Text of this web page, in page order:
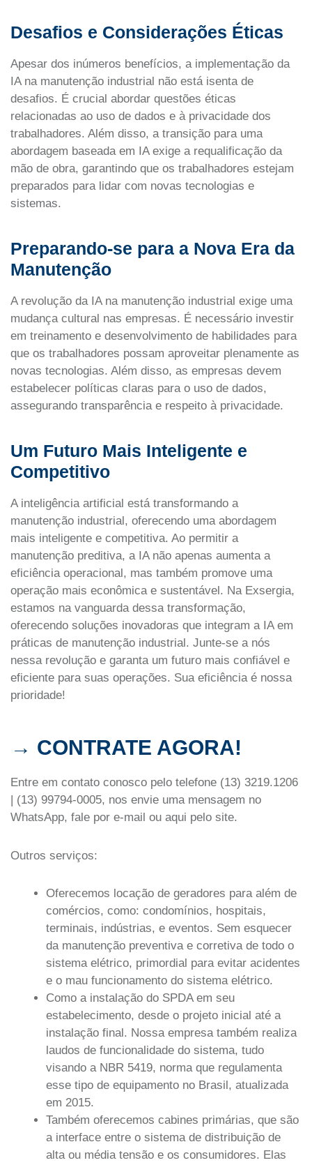
Desafios e Considerações Éticas
Apesar dos inúmeros benefícios, a implementação da
IA na manutenção industrial não está isenta de
desafios. É crucial abordar questões éticas
relacionadas ao uso de dados e à privacidade dos
trabalhadores. Além disso, a transição para uma
abordagem baseada em IA exige a requalificação da
mão de obra, garantindo que os trabalhadores estejam
preparados para lidar com novas tecnologias e
sistemas.
Preparando-se para a Nova Era da
Manutenção
A revolução da IA na manutenção industrial exige uma
mudança cultural nas empresas. É necessário investir
em treinamento e desenvolvimento de habilidades para
que os trabalhadores possam aproveitar plenamente as
novas tecnologias. Além disso, as empresas devem
estabelecer políticas claras para o uso de dados,
assegurando transparência e respeito à privacidade.
Um Futuro Mais Inteligente e
Competitivo
A inteligência artificial está transformando a
manutenção industrial, oferecendo uma abordagem
mais inteligente e competitiva. Ao permitir a
manutenção preditiva, a IA não apenas aumenta a
eficiência operacional, mas também promove uma
operação mais econômica e sustentável. Na Exsergia,
estamos na vanguarda dessa transformação,
oferecendo soluções inovadoras que integram a IA em
práticas de manutenção industrial. Junte-se a nós
nessa revolução e garanta um futuro mais confiável e
eficiente para suas operações. Sua eficiência é nossa
prioridade!
→ CONTRATE AGORA!
Entre em contato conosco pelo telefone (13) 3219.1206
| (13) 99794-0005, nos envie uma mensagem no
WhatsApp, fale por e-mail ou aqui pelo site.
Outros serviços:
Oferecemos locação de geradores para além de
comércios, como: condomínios, hospitais,
terminais, indústrias, e eventos. Sem esquecer
da manutenção preventiva e corretiva de todo o
sistema elétrico, primordial para evitar acidentes
e o mau funcionamento do sistema elétrico.
Como a instalação do SPDA em seu
estabelecimento, desde o projeto inicial até a
instalação final. Nossa empresa também realiza
laudos de funcionalidade do sistema, tudo
visando a NBR 5419, norma que regulamenta
esse tipo de equipamento no Brasil, atualizada
em 2015.
Também oferecemos cabines primárias, que são
a interface entre o sistema de distribuição de
alta ou média tensão e os consumidores. Elas